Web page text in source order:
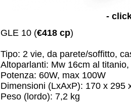
-
GLE 10 (€418 cp)
Tipo: 2 vie, da parete/soffitto,
Altoparlanti: Mw 16cm al
Potenza: 60W, max 100W
Dimensioni (LxAxP): 170 x 295
Peso (lordo): 7,2 kg